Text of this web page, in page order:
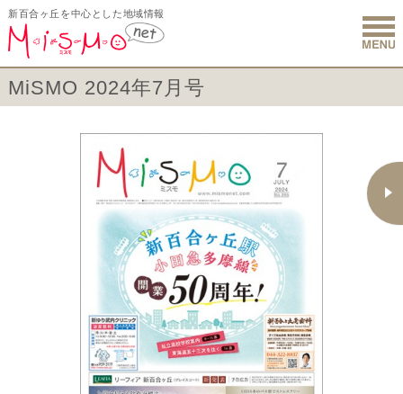
新百合ヶ丘を中心とした地域情報
新百合ヶ
MiSMO 2024年7月号